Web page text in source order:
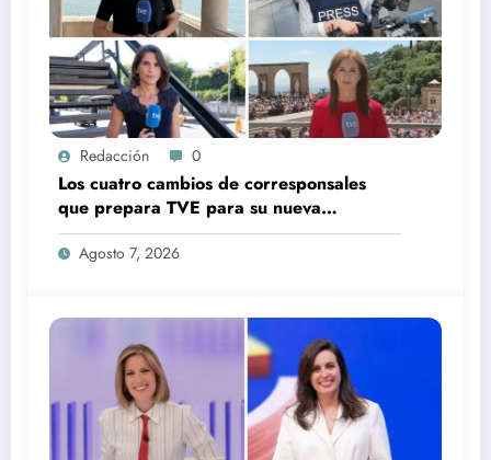
Redacción 0
Los cuatro cambios de corresponsales
que prepara TVE para su nueva
temporada
Agosto 7, 2026